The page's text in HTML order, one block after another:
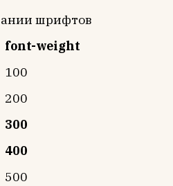
шрифтов
font-weight
100
200
300
400
500